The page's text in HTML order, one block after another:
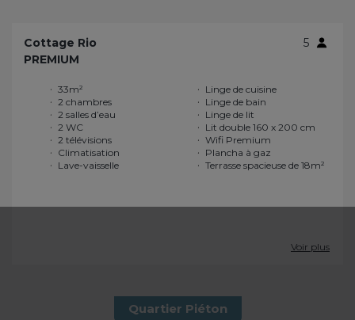
Cottage Rio
5
PREMIUM
33m²
2 chambres
2 salles d’eau
2 WC
2 télévisions
Climatisation
Lave-vaisselle
Linge de cuisine
Linge de bain
Linge de lit
Lit double 160 x 200 cm
Wifi Premium
Plancha à gaz
Terrasse spacieuse de 18m²
Voir plus
Quartier Piéton